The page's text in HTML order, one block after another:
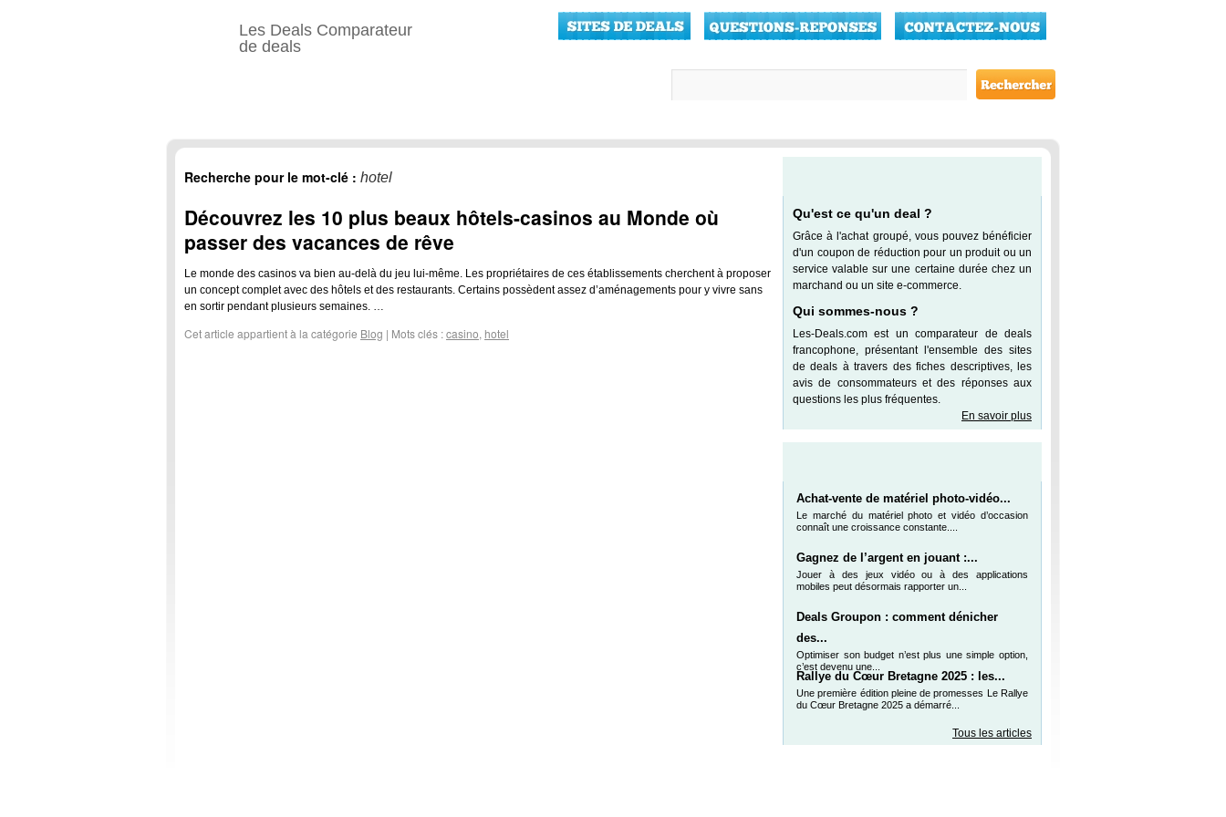
Les Deals Comparateur
de deals
Recherche pour le mot-clé : hotel
Découvrez les 10 plus beaux hôtels-casinos au Monde où
passer des vacances de rêve
Le monde des casinos va bien au-delà du jeu lui-même. Les propriétaires de ces établissements cherchent à proposer
un concept complet avec des hôtels et des restaurants. Certains possèdent assez d’aménagements pour y vivre sans
en sortir pendant plusieurs semaines. …
Cet article appartient à la catégorie Blog | Mots clés :casino, hotel
Qu'est ce qu'un deal ?
Grâce à l'achat groupé, vous pouvez bénéficier
d'un coupon de réduction pour un produit ou un
service valable sur une certaine durée chez un
marchand ou un site e-commerce.
Qui sommes-nous ?
Les-Deals.com est un comparateur de deals
francophone, présentant l'ensemble des sites
de deals à travers des fiches descriptives, les
avis de consommateurs et des réponses aux
questions les plus fréquentes.
En savoir plus
Achat-vente de matériel photo-vidéo...
Le marché du matériel photo et vidéo d’occasion
connaît une croissance constante....
Gagnez de l’argent en jouant :...
Jouer à des jeux vidéo ou à des applications
mobiles peut désormais rapporter un...
Deals Groupon : comment dénicher
des...
Optimiser son budget n’est plus une simple option,
c’est devenu une...
Rallye du Cœur Bretagne 2025 : les...
Une première édition pleine de promesses Le Rallye
du Cœur Bretagne 2025 a démarré...
Tous les articles